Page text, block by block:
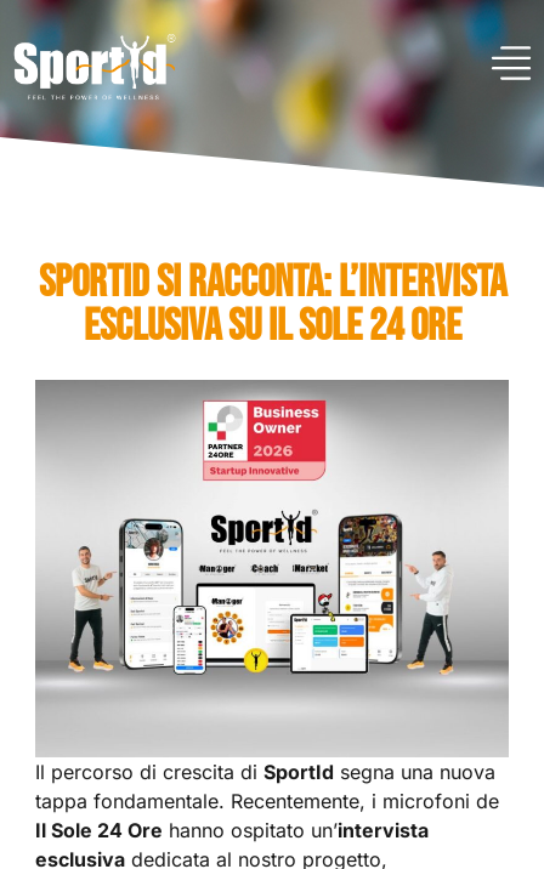
SPORTID SI RACCONTA: L’INTERVISTA
ESCLUSIVA SU IL SOLE 24 ORE
Il percorso di crescita di SportId segna una nuova
tappa fondamentale. Recentemente, i microfoni de
Il Sole 24 Ore hanno ospitato un’intervista
esclusivadedicata al nostro progetto,